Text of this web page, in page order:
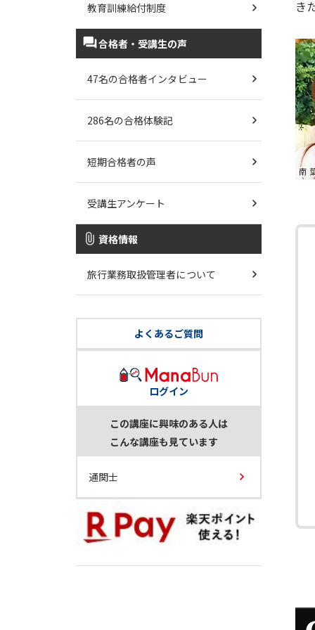
き
教育訓練給付制度
合格者・受講生の声
47名の合格者インタビュー
286名の合格体験記
短期合格者の声
受講生アンケート
資格情報
旅行業務取扱管理者について
よくあるご質問
ログイン
この講座に興味のある人は
こんな講座も見ています
通関士